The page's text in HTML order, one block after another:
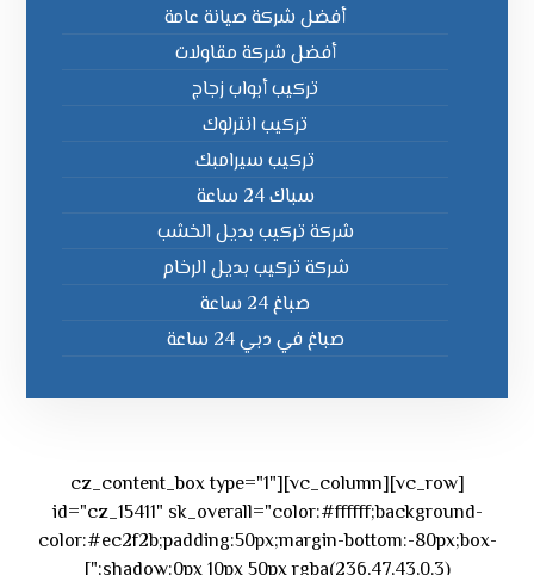
أفضل شركة صيانة عامة
أفضل شركة مقاولات
تركيب أبواب زجاج
تركيب انترلوك
تركيب سيرامبك
سباك 24 ساعة
شركة تركيب بديل الخشب
شركة تركيب بديل الرخام
صباغ 24 ساعة
صباغ في دبي 24 ساعة
[vc_row][vc_column][cz_content_box type="1"
id="cz_15411" sk_overall="color:#ffffff;background-
color:#ec2f2b;padding:50px;margin-bottom:-80px;box-